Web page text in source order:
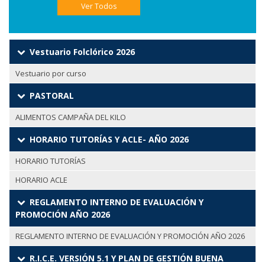
Ver Todos
Vestuario Folclórico 2026
Vestuario por curso
PASTORAL
ALIMENTOS CAMPAÑA DEL KILO
HORARIO TUTORÍAS Y ACLE- AÑO 2026
HORARIO TUTORÍAS
HORARIO ACLE
REGLAMENTO INTERNO DE EVALUACIÓN Y
PROMOCIÓN AÑO 2026
REGLAMENTO INTERNO DE EVALUACIÓN Y PROMOCIÓN AÑO 2026
R.I.C.E. VERSIÓN 5.1 Y PLAN DE GESTIÓN BUENA